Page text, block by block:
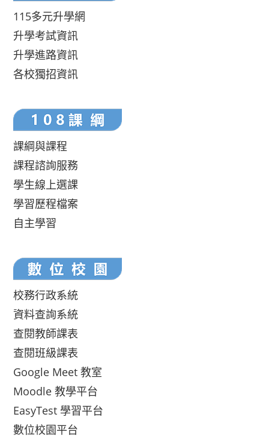
115多元升學網
升學考試資訊
升學進路資訊
各校獨招資訊
課綱與課程
課程諮詢服務
學生線上選課
學習歷程檔案
自主學習
校務行政系統
資料查詢系統
查閱教師課表
查閱班級課表
Google Meet 教室
Moodle 教學平台
EasyTest 學習平台
數位校園平台